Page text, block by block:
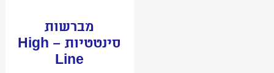
מברשות
סינטטיות – High
Line